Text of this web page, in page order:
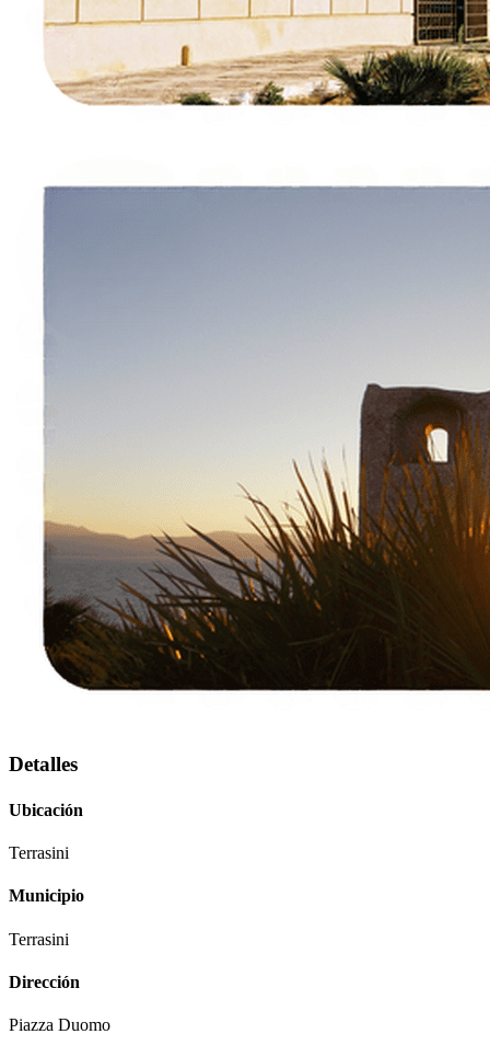
Detalles
Ubicación
Terrasini
Municipio
Terrasini
Dirección
Piazza Duomo